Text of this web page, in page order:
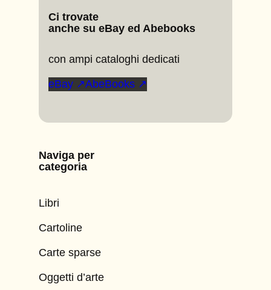
Ci trovate
anche su eBay ed Abebooks
con ampi cataloghi dedicati
eBay ↗AbeBooks ↗
Naviga per
categoria
Libri
Cartoline
Carte sparse
Oggetti d’arte